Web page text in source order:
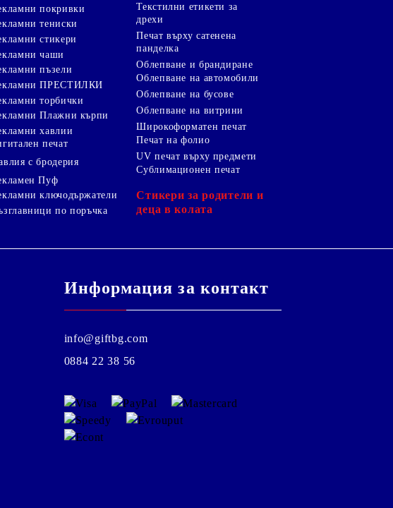
покривки
тениски
стикери
чаши
пъзели
ПРЕСТИЛКИ
торбички
Плажни кърпи
хавлии
печат
с бродерия
Пуф
ключодържатели
по поръчка
Текстилни етикети за
дрехи
Печат върху сатенена
панделка
Облепване и брандиране
Облепване на автомобили
Облепване на бусове
Облепване на витрини
Широкоформатен печат
Печат на фолио
UV печат върху предмети
Сублимационен печат
Стикери за родители и
деца в колата
Информация за контакт
info@giftbg.com
0884 22 38 56